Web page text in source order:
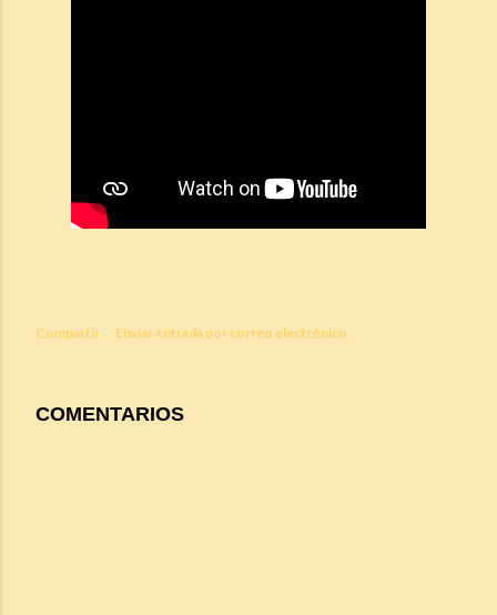
Compartir Enviar entrada por correo electrónico
COMENTARIOS